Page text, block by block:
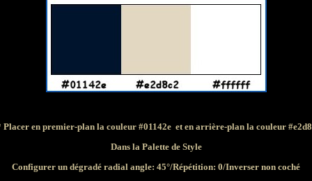
en premier-plan la couleur #01142e et en arrière-plan la couleur
Dans la Palette de Style
Configurer un dégradé radial angle: 45°/Répétition: 0/Inverser non coché